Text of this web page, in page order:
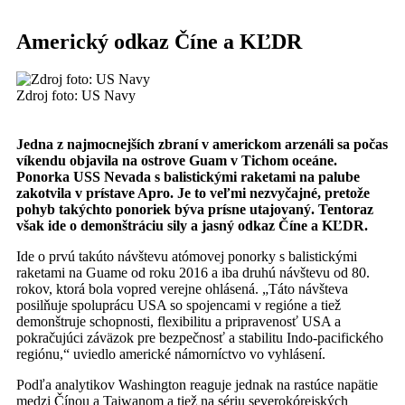
Americký odkaz Číne a KĽDR
Zdroj foto: US Navy
Jedna z najmocnejších zbraní v americkom arzenáli sa počas
víkendu objavila na ostrove Guam v Tichom oceáne.
Ponorka USS Nevada s balistickými raketami na palube
zakotvila v prístave Apro. Je to veľmi nezvyčajné, pretože
pohyb takýchto ponoriek býva prísne utajovaný. Tentoraz
však ide o demonštráciu sily a jasný odkaz Číne a KĽDR.
Ide o prvú takúto návštevu atómovej ponorky s balistickými
raketami na Guame od roku 2016 a iba druhú návštevu od 80.
rokov, ktorá bola vopred verejne ohlásená. „Táto návšteva
posilňuje spoluprácu USA so spojencami v regióne a tiež
demonštruje schopnosti, flexibilitu a pripravenosť USA a
pokračujúci záväzok pre bezpečnosť a stabilitu Indo-pacifického
regiónu,“ uviedlo americké námorníctvo vo vyhlásení.
Podľa analytikov Washington reaguje jednak na rastúce napätie
medzi Čínou a Taiwanom a tiež na sériu severokórejských